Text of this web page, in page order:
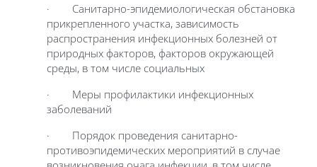
· Санитарно-эпидемиологическая обстановка
прикрепленного участка, зависимость
распространения инфекционных болезней от
природных факторов, факторов окружающей
среды, в том числе социальных
· Меры профилактики инфекционных
заболеваний
· Порядок проведения санитарно-
противоэпидемических мероприятий в случае